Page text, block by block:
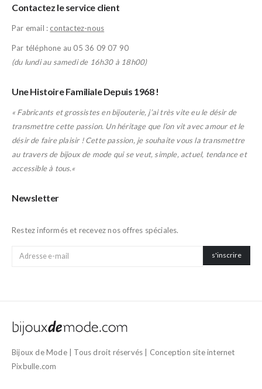
Contactez le service client
Par email : contactez-nous
Par téléphone au 05 36 09 07 90
(du lundi au samedi de 16h30 à 18h00)
Une Histoire Familiale Depuis 1968 !
« Fabricants et grossistes en bijouterie, j’ai très vite eu le désir de
transmettre cette passion. Un héritage que l’on vit avec amour et le
désir de faire plaisir ! Cette passion, je souhaite vous la transmettre
au travers de bijoux de mode qui se veut, simple, actuel, tendance et
accessible à tous.«
Newsletter
Restez informés et recevez nos offres spéciales.
Bijoux de Mode | Tous droit réservés | Conception site internet
Pixbulle.com